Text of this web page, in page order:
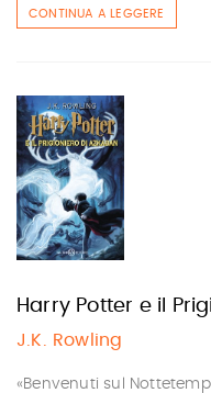
CONTINUA A LEGGERE
Harry Potter e il
J.K. Rowling
«Benvenuti sul